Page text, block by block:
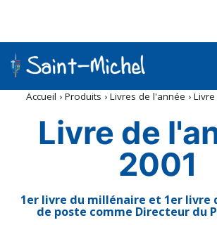
personnels
Accueil › Produits › Livres de l'année ›
Livre de
2001
1er livre du millénaire et 1er livre
de poste comme Directeur du